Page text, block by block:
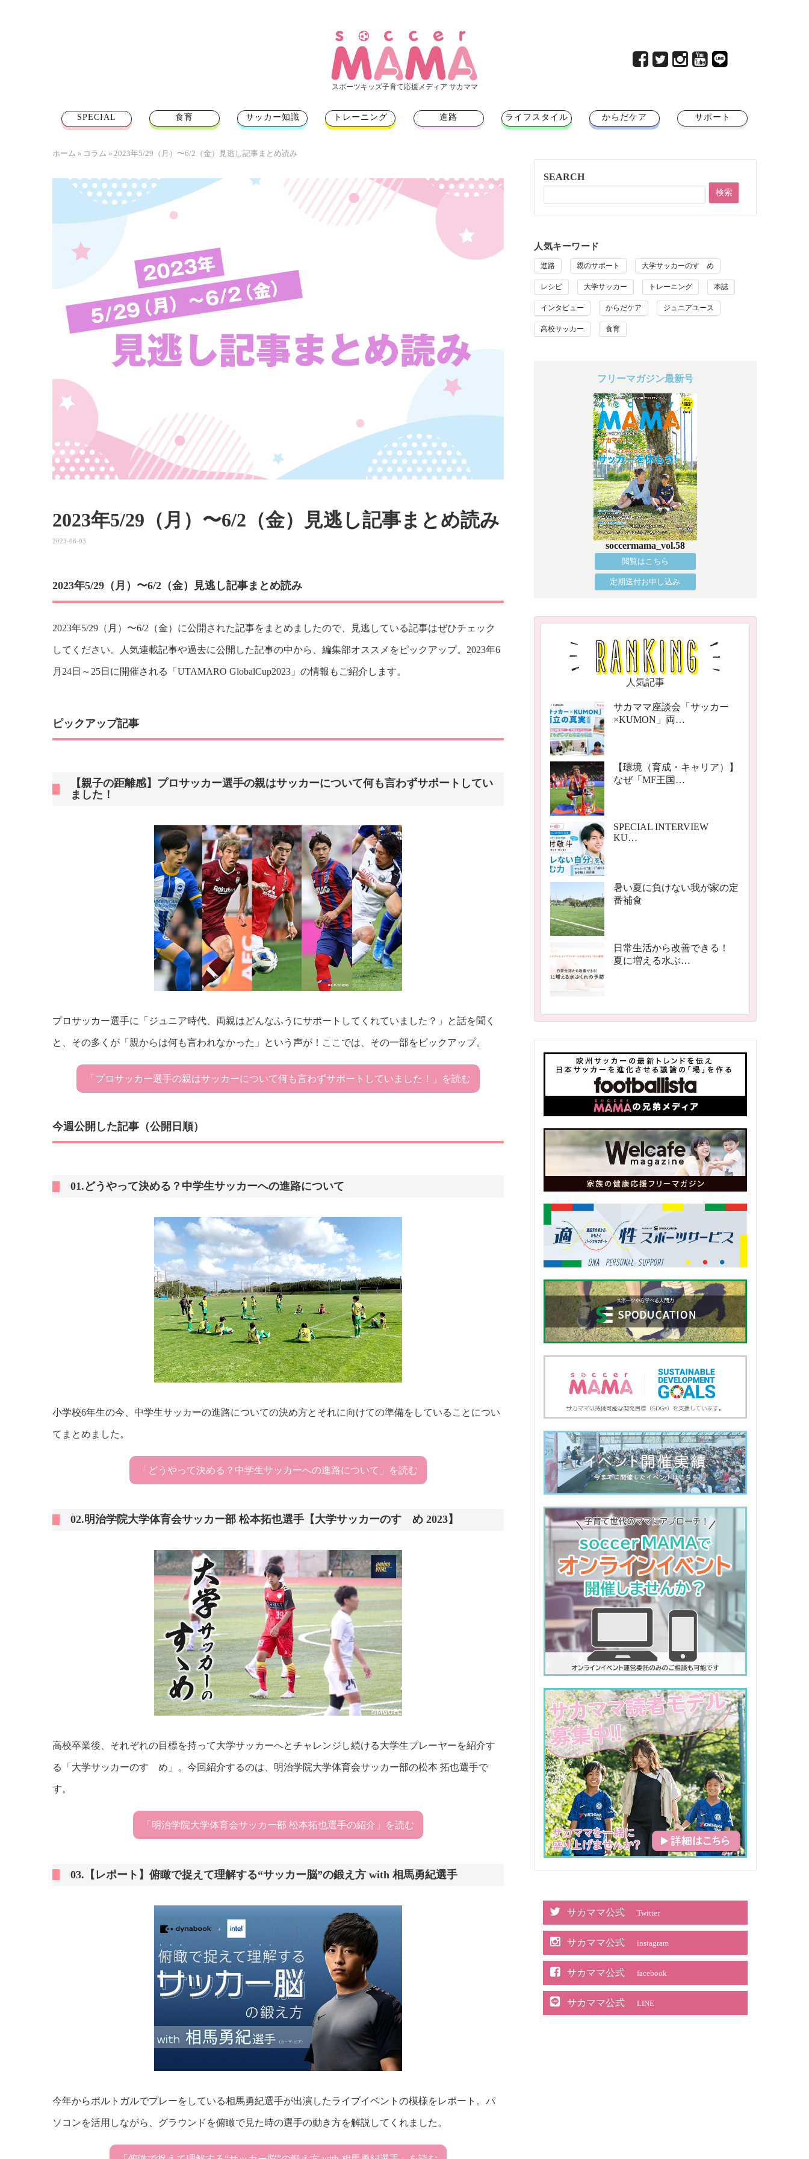
スポーツキッズ子育て応援メディア サカママ
SPECIAL 食育 サッカー知識 トレーニング 進路 ライフスタイル からだケア サポート
ホーム » コラム » 2023年5/29（月）〜6/2（金）見逃し記事まとめ読み
2023年5/29（月）〜6/2（金）見逃し記事まとめ読み
2023-06-03
2023年5/29（月）〜6/2（金）見逃し記事まとめ読み
2023年5/29（月）〜6/2（金）に公開された記事をまとめましたので、見逃している記事はぜひチェック
してください。人気連載記事や過去に公開した記事の中から、編集部オススメをピックアップ。2023年6
月24日～25日に開催される「UTAMARO GlobalCup2023」の情報もご紹介します。
ピックアップ記事
【親子の距離感】プロサッカー選手の親はサッカーについて何も言わずサポートしてい
ました！
プロサッカー選手に「ジュニア時代、両親はどんなふうにサポートしてくれていました？」と話を聞く
と、その多くが「親からは何も言われなかった」という声が！ここでは、その一部をピックアップ。
「プロサッカー選手の親はサッカーについて何も言わずサポートしていました！」を読む
今週公開した記事（公開日順）
01.どうやって決める？中学生サッカーへの進路について
小学校6年生の今、中学生サッカーの進路についての決め方とそれに向けての準備をしていることについ
てまとめました。
「どうやって決める？中学生サッカーへの進路について」を読む
02.明治学院大学体育会サッカー部 松本拓也選手【大学サッカーのすゝめ 2023】
高校卒業後、それぞれの目標を持って大学サッカーへとチャレンジし続ける大学生プレーヤーを紹介す
る「大学サッカーのすゝめ」。今回紹介するのは、明治学院大学体育会サッカー部の松本 拓也選手で
す。
「明治学院大学体育会サッカー部 松本拓也選手の紹介」を読む
03.【レポート】俯瞰で捉えて理解する“サッカー脳”の鍛え方 with 相馬勇紀選手
今年からポルトガルでプレーをしている相馬勇紀選手が出演したライブイベントの模様をレポート。パ
ソコンを活用しながら、グラウンドを俯瞰で見た時の選手の動き方を解説してくれました。
SEARCH
人気キーワード
進路 親のサポート 大学サッカーのすゝめ
レシピ 大学サッカー トレーニング 本誌
インタビュー からだケア ジュニアユース
高校サッカー 食育
フリーマガジン最新号
soccermama_vol.58
閲覧はこちら
定期送付お申し込み
人気記事
サカママ座談会「サッカー
×KUMON」両…
【環境（育成・キャリア）】
なぜ「MF王国…
SPECIAL INTERVIEW
KU…
暑い夏に負けない我が家の定
番補食
日常生活から改善できる！
夏に増える水ぶ…
サカママ公式 Twitter
サカママ公式 instagram
サカママ公式 facebook
サカママ公式 LINE